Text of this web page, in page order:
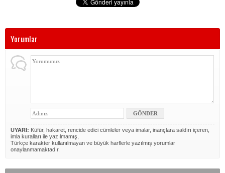
Yorumlar
UYARI: Küfür, hakaret, rencide edici cümleler veya imalar, inançlara saldırı içeren,
imla kuralları ile yazılmamış,
Türkçe karakter kullanılmayan ve büyük harflerle yazılmış yorumlar
onaylanmamaktadır.